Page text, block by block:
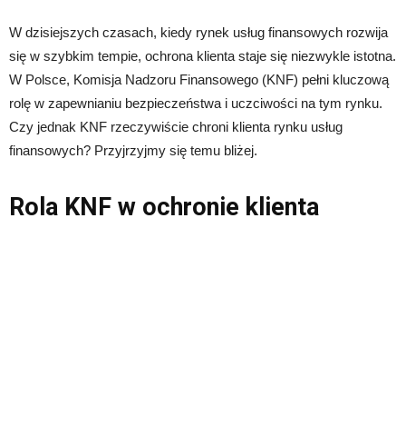
W dzisiejszych czasach, kiedy rynek usług finansowych rozwija
się w szybkim tempie, ochrona klienta staje się niezwykle istotna.
W Polsce, Komisja Nadzoru Finansowego (KNF) pełni kluczową
rolę w zapewnianiu bezpieczeństwa i uczciwości na tym rynku.
Czy jednak KNF rzeczywiście chroni klienta rynku usług
finansowych? Przyjrzyjmy się temu bliżej.
Rola KNF w ochronie klienta